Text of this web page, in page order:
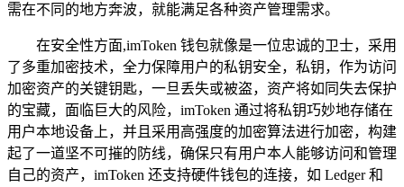
需在不同的地方奔波，就能满足各种资产管理需求。
在安全性方面,imToken 钱包就像是一位忠诚的卫士，采用
了多重加密技术，全力保障用户的私钥安全，私钥，作为访问
加密资产的关键钥匙，一旦丢失或被盗，资产将如同失去保护
的宝藏，面临巨大的风险，imToken 通过将私钥巧妙地存储在
用户本地设备上，并且采用高强度的加密算法进行加密，构建
起了一道坚不可摧的防线，确保只有用户本人能够访问和管理
自己的资产，imToken 还支持硬件钱包的连接，如 Ledger 和